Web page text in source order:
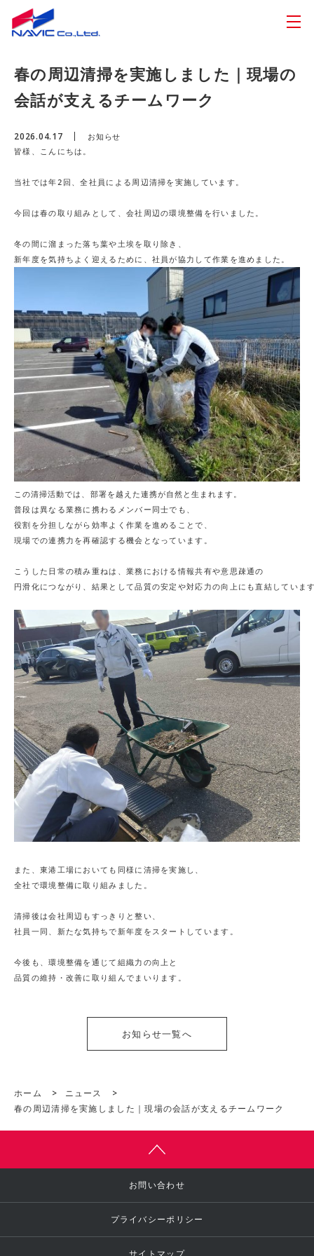
春の周辺清掃を実施しました｜現場の
会話が支えるチームワーク
2026.04.17 お知らせ
皆様、こんにちは。
当社では年2回、全社員による周辺清掃を実施しています。
今回は春の取り組みとして、会社周辺の環境整備を行いました。
冬の間に溜まった落ち葉や土埃を取り除き、
新年度を気持ちよく迎えるために、社員が協力して作業を進めました。
この清掃活動では、部署を越えた連携が自然と生まれます。
普段は異なる業務に携わるメンバー同士でも、
役割を分担しながら効率よく作業を進めることで、
現場での連携力を再確認する機会となっています。
こうした日常の積み重ねは、業務における情報共有や意思疎通の
円滑化につながり、結果として品質の安定や対応力の向上にも直結していま
また、東港工場においても同様に清掃を実施し、
全社で環境整備に取り組みました。
清掃後は会社周辺もすっきりと整い、
社員一同、新たな気持ちで新年度をスタートしています。
今後も、環境整備を通じて組織力の向上と
品質の維持・改善に取り組んでまいります。
お知らせ一覧へ
ホーム > ニュース
>
春の周辺清掃を実施しました｜現場の会話が支えるチームワーク
お問い合わせ
プライバシーポリシー
サイトマップ